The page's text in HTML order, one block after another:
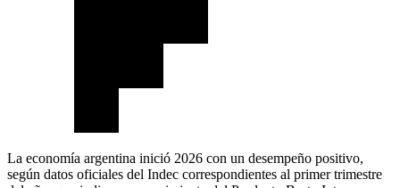
La economía argentina inició 2026 con un desempeño positivo,
según datos oficiales del Indec correspondientes al primer trimestre